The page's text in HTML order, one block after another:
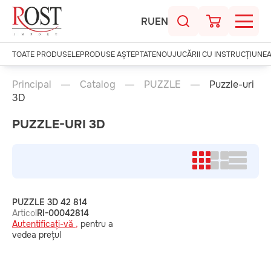
RUEN
TOATE PRODUSELEPRODUSE AȘTEPTATENOUJUCĂRII CU
Principal Catalog PUZZLE
Puzzle-uri
3D
PUZZLE-URI 3D
PUZZLE 3D 42 814
ArticolRI-00042814
Autentificați-vă , pentru a
vedea prețul